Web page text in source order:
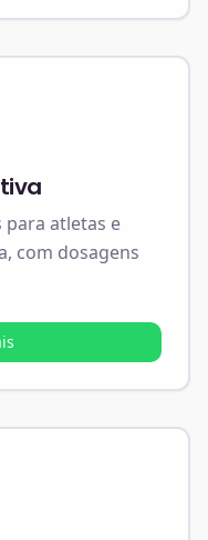
para atletas e
com dosagens